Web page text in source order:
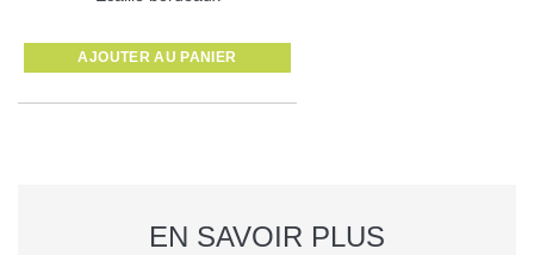
AJOUTER AU PANIER
EN SAVOIR PLUS